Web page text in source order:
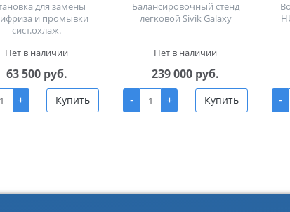
для замены
и промывки
сист.охлаж.
Нет в наличии
63 500 руб.
+ Купить
Балансировочный стенд
легковой Sivik Galaxy
Нет в наличии
239 000 руб.
-
+ Купить
-